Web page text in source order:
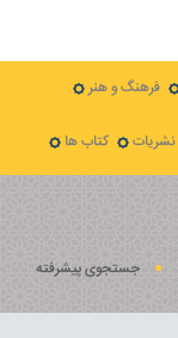
فرهنگ و هنر
نشریات کتاب ها
جستجوی پيشرفته